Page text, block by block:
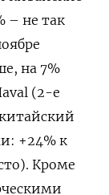
– не так
на 7%
(2-е
+24% к
Кроме